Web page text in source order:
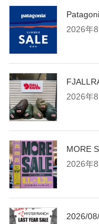
ジ
送
り
2026年
2026年
MORE
2026年
2026/